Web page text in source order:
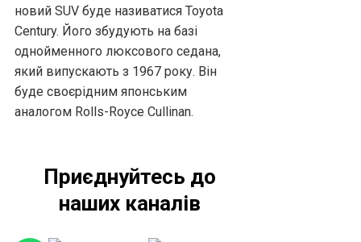
новий SUV буде називатися Toyota
Century. Його збудують на базі
однойменного люксового седана,
який випускають з 1967 року. Він
буде своєрідним японським
аналогом Rolls-Royce Cullinan.
Приєднуйтесь до
наших каналів